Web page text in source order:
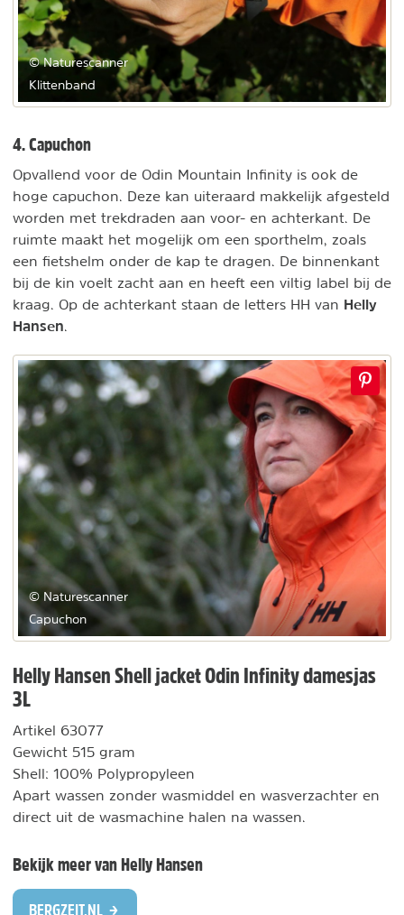
© Naturescanner
Klittenband
4. Capuchon
Opvallend voor de Odin Mountain Infinity is ook de
hoge capuchon. Deze kan uiteraard makkelijk afgesteld
worden met trekdraden aan voor- en achterkant. De
ruimte maakt het mogelijk om een sporthelm, zoals
een fietshelm onder de kap te dragen. De binnenkant
bij de kin voelt zacht aan en heeft een viltig label bij de
kraag. Op de achterkant staan de letters HH van Helly
Hansen
© Naturescanner
Capuchon
Helly Hansen Shell jacket Odin Infinity damesjas
3L
Artikel 63077
Gewicht 515 gram
Shell: 100% Polypropyleen
Apart wassen zonder wasmiddel en wasverzachter en
direct uit de wasmachine halen na wassen.
Bekijk meer van Helly Hansen
BERGZEIT.NL